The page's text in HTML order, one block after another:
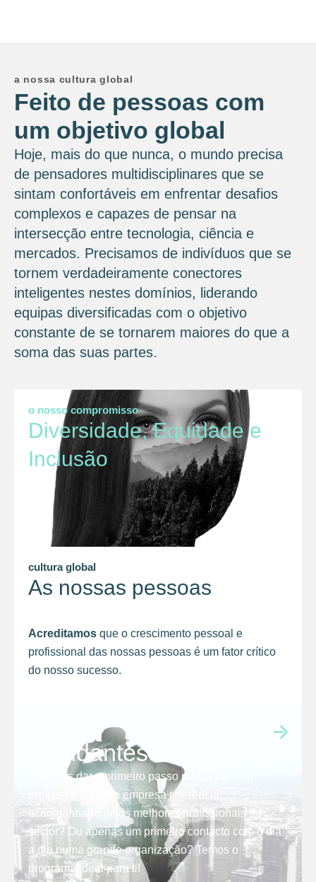
a nossa cultura global
Feito de pessoas com
um objetivo global
Hoje, mais do que nunca, o mundo precisa
de pensadores multidisciplinares que se
sintam confortáveis ​​em enfrentar desafios
complexos e capazes de pensar na
intersecção entre tecnologia, ciência e
mercados. Precisamos de indivíduos que se
tornem verdadeiramente conectores
inteligentes nestes domínios, liderando
equipas diversificadas com o objetivo
constante de se tornarem maiores do que a
soma das suas partes.
o nosso compromisso
Diversidade, Equidade e
Inclusão
cultura global
As nossas pessoas
Acreditamos que o crescimento pessoal e
profissional das nossas pessoas é um fator crítico
do nosso sucesso.
Estudantes e graduados
Procuras dar o primeiro passo na tua carreira
profissional, numa empresa referência,
acompanhado pelos melhores profissionais do
sector? Ou apenas um primeiro contacto com o dia
a dia numa grande organização? Temos o
programa ideal para ti!